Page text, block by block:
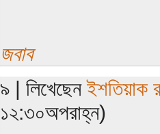
জবাব
৯ | লিখেছেনইশতিয়াক
১২:৩০অপরাহ্ন)